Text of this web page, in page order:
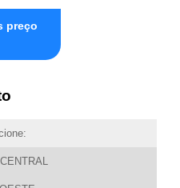
preço